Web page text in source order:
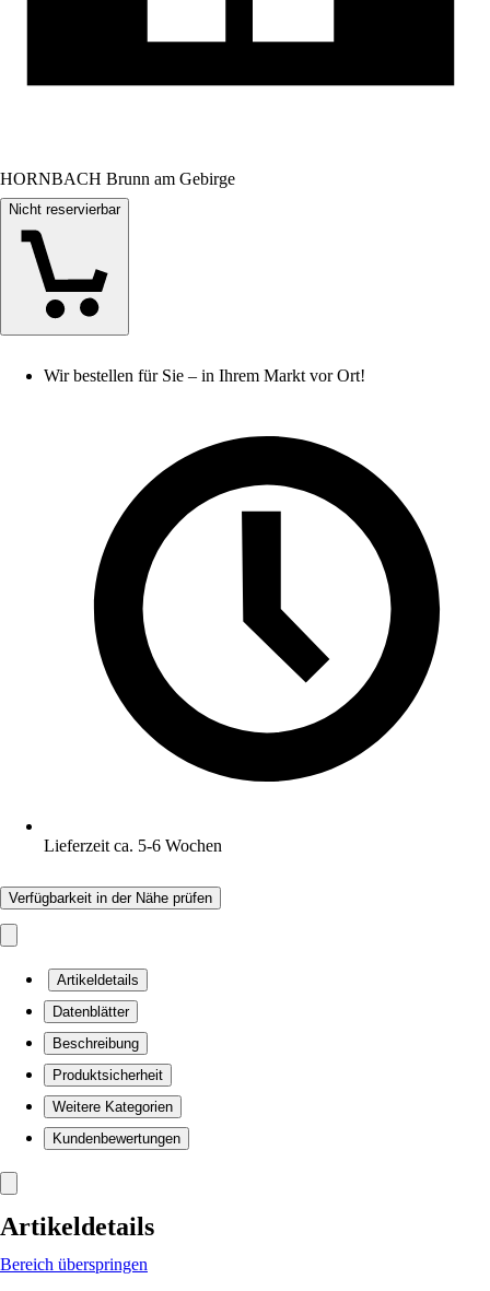
HORNBACH Brunn am Gebirge
Nicht reservierbar
Wir bestellen für Sie – in Ihrem Markt vor Ort!
Lieferzeit ca. 5-6 Wochen
Verfügbarkeit in der Nähe prüfen
Artikeldetails
Datenblätter
Beschreibung
Produktsicherheit
Weitere Kategorien
Kundenbewertungen
Artikeldetails
Bereich überspringen